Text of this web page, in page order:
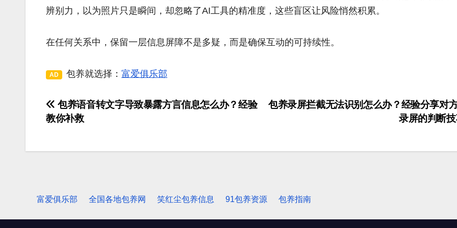
辨别力，以为照片只是瞬间，却忽略了AI工具的精准度，这些盲区让风险悄然积累。
在任何关系中，保留一层信息屏障不是多疑，而是确保互动的可持续性。
AD 包养就选择： 富爱俱乐部
文
包养录屏拦截无法识别怎么办？经验分享对
录屏的判断
包养语音转文字导致暴露方言信息怎么办？经验
教你补救
富爱俱乐部 全国各地包养网 笑红尘包养信息 91包养资源 包养指南